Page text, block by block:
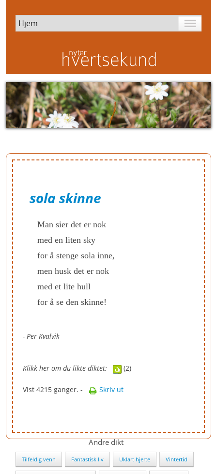
sola skinne
Man sier det er nok
med en liten sky
for å stenge sola inne,
men husk det er nok
med et lite hull
for å se den skinne!
- Per Kvalvik
Klikk her om du likte diktet: (2)
Vist 4215 ganger. - Skriv ut
Andre dikt
Tilfeldig venn Fantastisk liv Uklart hjerte Vintertid